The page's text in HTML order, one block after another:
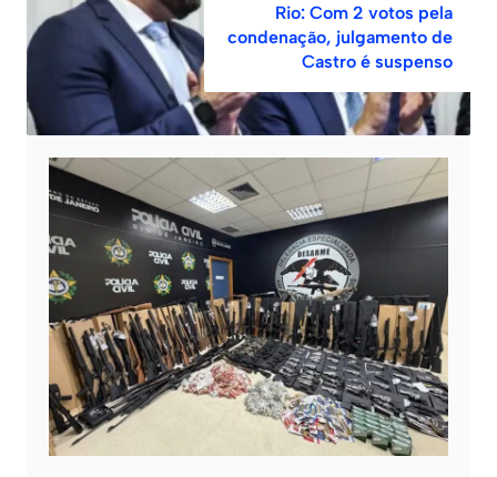
Rio: Com 2 votos pela
condenação, julgamento de
Castro é suspenso